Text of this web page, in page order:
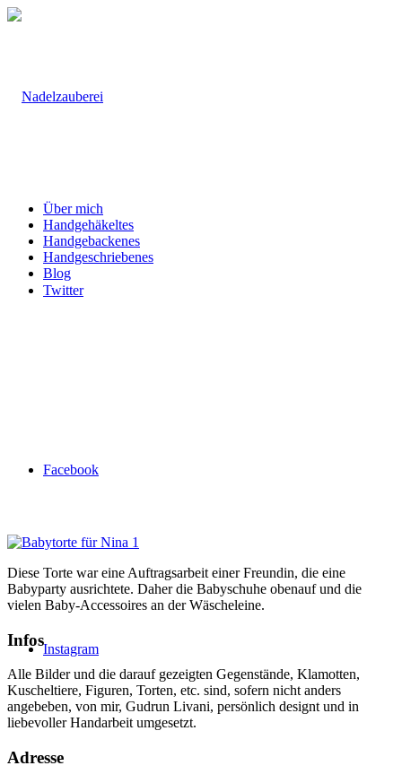
Twitter
Facebook
Instagram
Über mich
Handgehäkeltes
Handgebackenes
Handgeschriebenes
Blog
Diese Torte war eine Auftragsarbeit einer Freundin, die eine
Babyparty ausrichtete. Daher die Babyschuhe obenauf und die
vielen Baby-Accessoires an der Wäscheleine.
Infos
Alle Bilder und die darauf gezeigten Gegenstände, Klamotten,
Kuscheltiere, Figuren, Torten, etc. sind, sofern nicht anders
angebeben, von mir, Gudrun Livani, persönlich designt und in
liebevoller Handarbeit umgesetzt.
Adresse